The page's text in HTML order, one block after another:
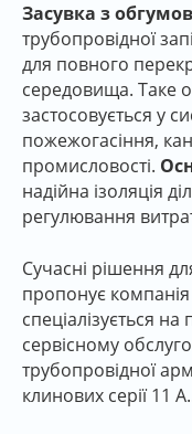
Засувка з
трубопровідної
для повного
середовища. Таке
застосовується у
пожежогасіння,
промисловості.
надійна ізоляція
регулювання
Сучасні рішення
пропонує компанія
спеціалізується на
сервісному
трубопровідної
клинових серії 11